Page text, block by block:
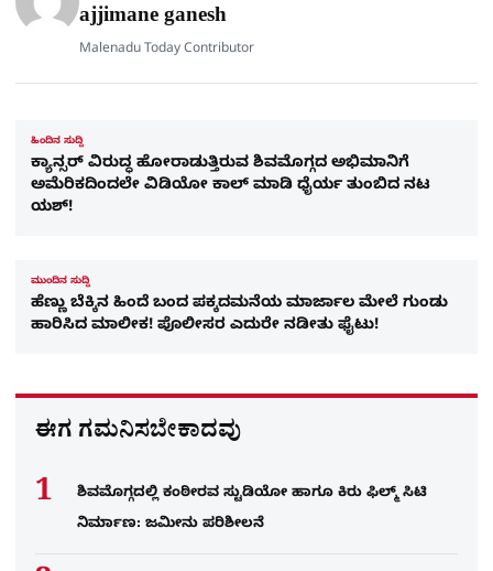
ajjimane ganesh
Malenadu Today Contributor
ಹಿಂದಿನ ಸುದ್ದಿ
ಕ್ಯಾನ್ಸರ್ ವಿರುದ್ಧ ಹೋರಾಡುತ್ತಿರುವ ಶಿವಮೊಗ್ಗದ ಅಭಿಮಾನಿಗೆ
ಅಮೆರಿಕದಿಂದಲೇ ವಿಡಿಯೋ ಕಾಲ್ ಮಾಡಿ ಧೈರ್ಯ ತುಂಬಿದ ನಟ
ಯಶ್!
ಮುಂದಿನ ಸುದ್ದಿ
ಹೆಣ್ಣು ಬೆಕ್ಕಿನ ಹಿಂದೆ ಬಂದ ಪಕ್ಕದಮನೆಯ ಮಾರ್ಜಾಲ ಮೇಲೆ ಗುಂಡು
ಹಾರಿಸಿದ ಮಾಲೀಕ! ಪೊಲೀಸರ ಎದುರೇ ನಡೀತು ಫೈಟು! ​
ಈಗ ಗಮನಿಸಬೇಕಾದವು
ಶಿವಮೊಗ್ಗದಲ್ಲಿ ಕಂಠೀರವ ಸ್ಟುಡಿಯೋ ಹಾಗೂ ಕಿರು ಫಿಲ್ಮ್ ಸಿಟಿ
ನಿರ್ಮಾಣ: ಜಮೀನು ಪರಿಶೀಲನೆ